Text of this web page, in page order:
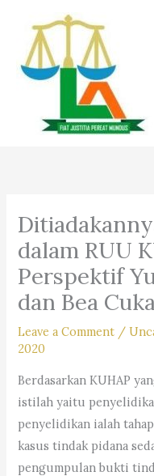
content
dalam RUU
Perspektif
dan Bea
Leave a Comment /
2020
Berdasarkan KUHAP
istilah yaitu
penyelidikan ialah
kasus tindak pidana
pengumpulan bukti